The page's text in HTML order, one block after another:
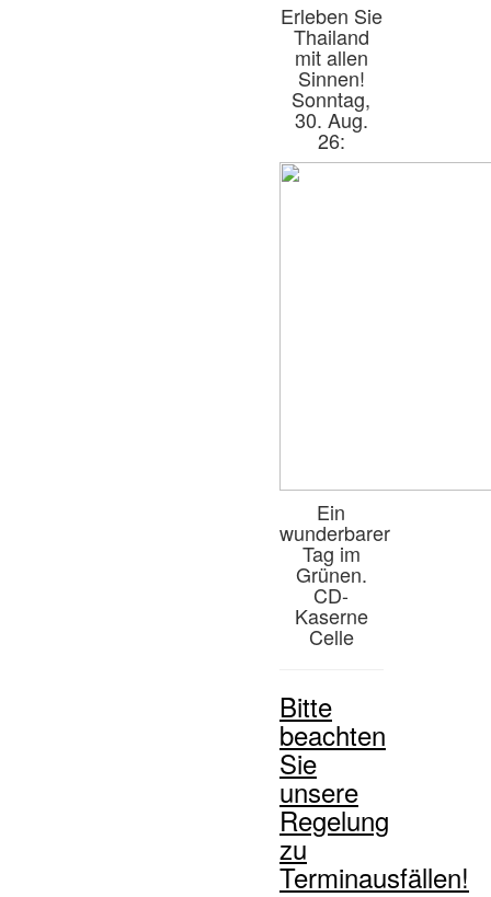
Erleben Sie
Thailand
mit allen
Sinnen!
Sonntag,
30. Aug.
26:
Ein
wunderbarer
Tag im
Grünen.
CD-
Kaserne
Celle
Bitte
beachten
Sie
unsere
Regelung
zu
Terminausfällen!